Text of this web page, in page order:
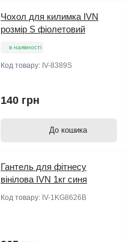
Чохол для килимка IVN
розмір S фіолетовий
в наявності
Код товару: IV-8389S
140 грн
До кошика
Гантель для фітнесу
вінілова IVN 1кг синя
Код товару: IV-1KG8626B